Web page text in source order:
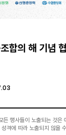
합의 해 기념
든 행사들이 노출되는 것은
격에 따라 노출되지 않을